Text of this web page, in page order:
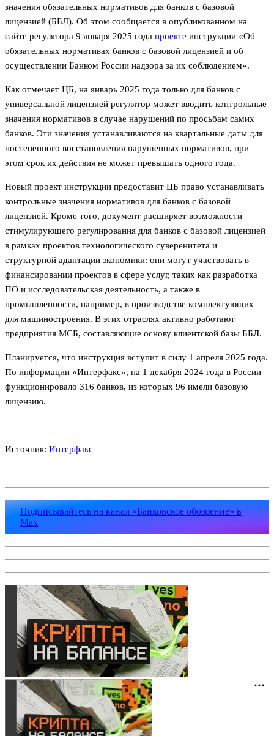
значения обязательных нормативов для банков с базовой
лицензией (ББЛ). Об этом сообщается в опубликованном на
сайте регулятора 9 января 2025 года проекте инструкции «Об
обязательных нормативах банков с базовой лицензией и об
осуществлении Банком России надзора за их соблюдением».
Как отмечает ЦБ, на январь 2025 года только для банков с
универсальной лицензией регулятор может вводить контрольные
значения нормативов в случае нарушений по просьбам самих
банков. Эти значения устанавливаются на квартальные даты для
постепенного восстановления нарушенных нормативов, при
этом срок их действия не может превышать одного года.
Новый проект инструкции предоставит ЦБ право устанавливать
контрольные значения нормативов для банков с базовой
лицензией. Кроме того, документ расширяет возможности
стимулирующего регулирования для банков с базовой лицензией
в рамках проектов технологического суверенитета и
структурной адаптации экономики: они могут участвовать в
финансировании проектов в сфере услуг, таких как разработка
ПО и исследовательская деятельность, а также в
промышленности, например, в производстве комплектующих
для машиностроения. В этих отраслях активно работают
предприятия МСБ, составляющие основу клиентской базы ББЛ.
Планируется, что инструкция вступит в силу 1 апреля 2025 года.
По информации «Интерфакс», на 1 декабря 2024 года в России
функционировало 316 банков, из которых 96 имели базовую
лицензию.
Источник: Интерфакс
Подписывайтесь на канал «Банковское обозрение» в
Max